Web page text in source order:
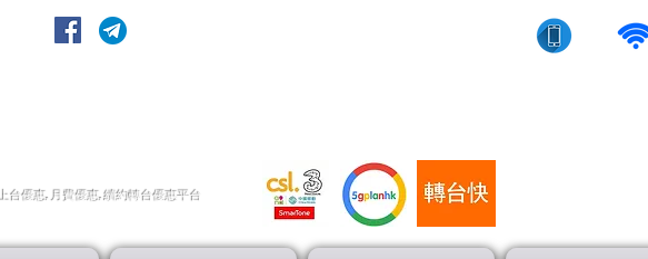
台優惠, 月費優惠,續約轉台優惠平台